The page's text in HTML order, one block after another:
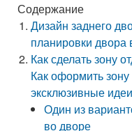
Содержание
Дизайн заднего
планировки двора
Как сделать зону
Как оформить
эксклюзивные
Один из
во дворе